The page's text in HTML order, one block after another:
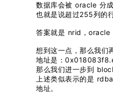
数据库会被 oracle 分
也就是说超过255列的
答案就是 nrid，oracle
想到这一点，那么我
地址是：
那么我们进一步到
上述类似表示的是
地址。